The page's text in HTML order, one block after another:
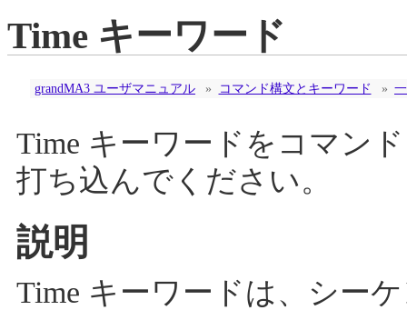
Time キーワード
grandMA3 ユーザマニュアル » コマンド構文とキーワード »
Time キーワードをコマン
打ち込んでください。
説明
Time キーワードは、シー